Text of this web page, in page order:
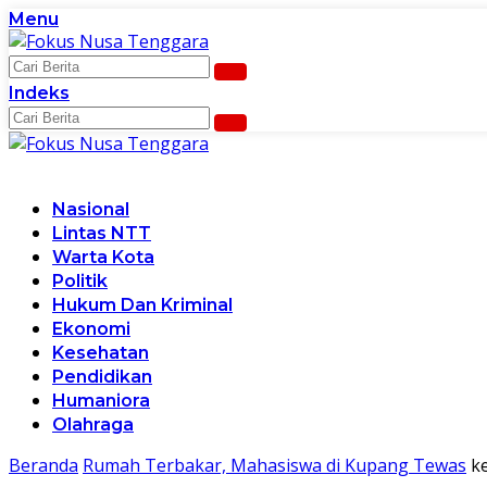
Langsung
ke
konten
Menu
Indeks
Nasional
Lintas NTT
Warta Kota
Politik
Hukum Dan Kriminal
Ekonomi
Kesehatan
Pendidikan
Humaniora
Olahraga
Beranda Rumah Terbakar, Mahasiswa di Kupang Tewas